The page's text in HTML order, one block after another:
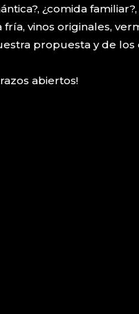
¿comida
vinos originales,
propuesta y de
abiertos!